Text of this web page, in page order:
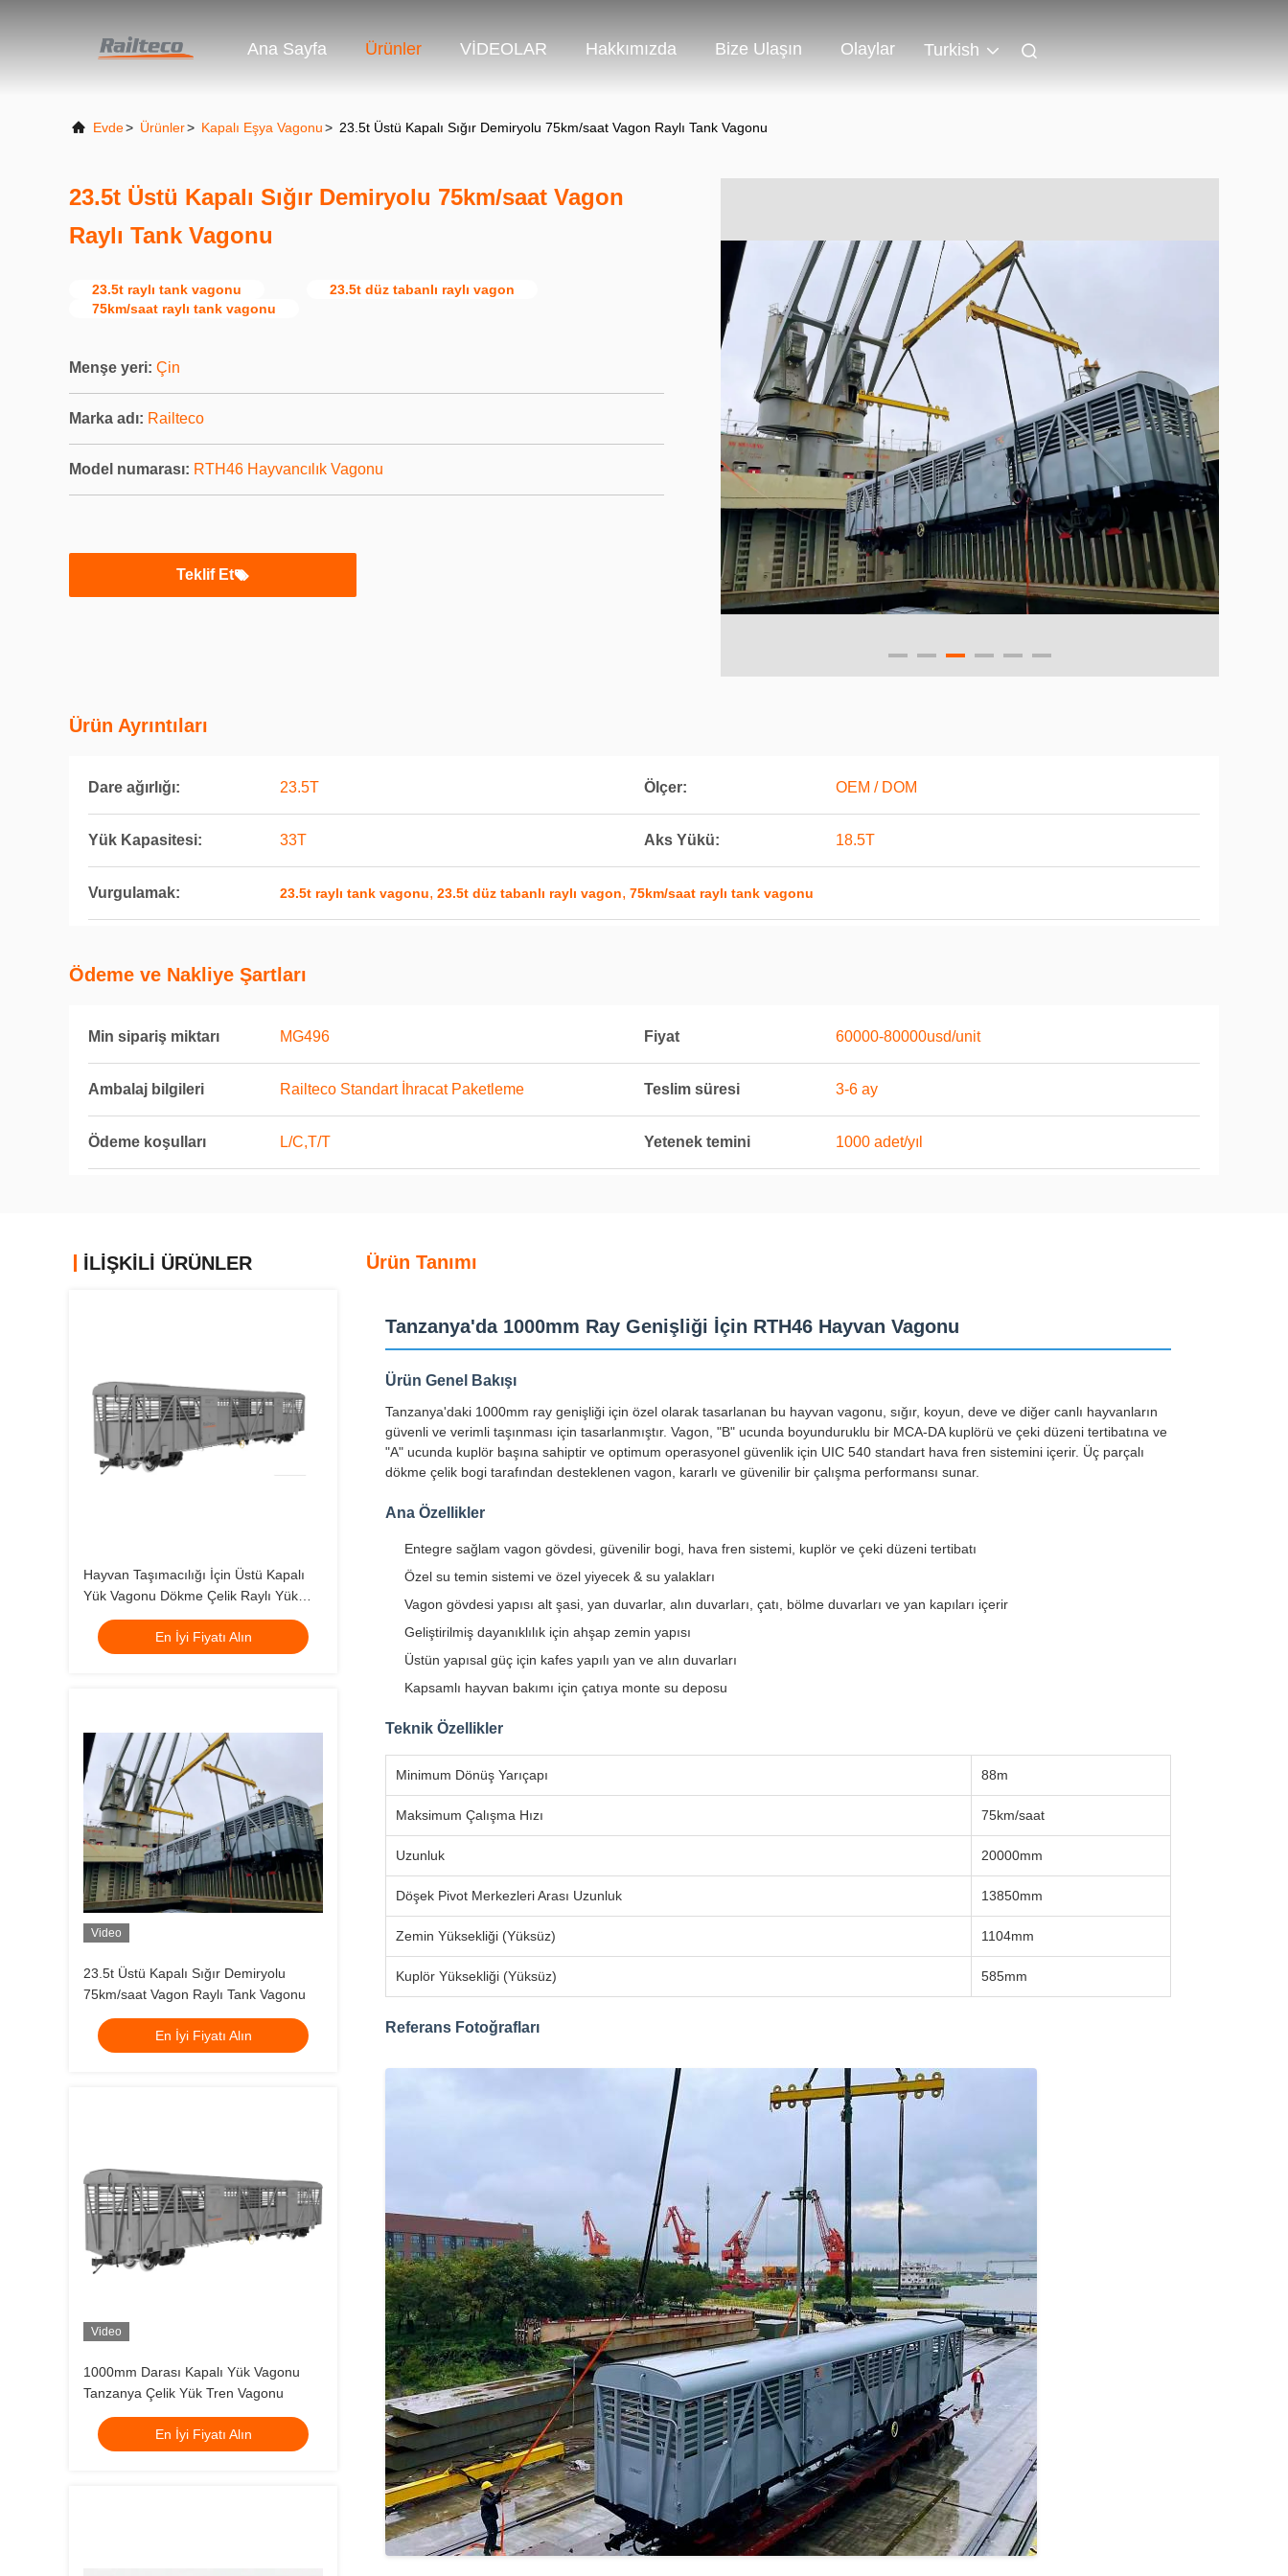
Ana Sayfa Ürünler VİDEOLAR Hakkımızda Bize Ulaşın Olaylar Turkish
Evde> Ürünler> Kapalı Eşya Vagonu> 23.5t Üstü Kapalı Sığır Demiryolu 75km/saat Vagon Raylı Tank Vagonu
23.5t Üstü Kapalı Sığır Demiryolu 75km/saat Vagon
Raylı Tank Vagonu
23.5t raylı tank vagonu
23.5t düz tabanlı raylı vagon
75km/saat raylı tank vagonu
Menşe yeri: Çin
Marka adı: Railteco
Model numarası: RTH46 Hayvancılık Vagonu
Teklif Et
Ürün Ayrıntıları
Dare ağırlığı: 23.5T Ölçer: OEM / DOM
Yük Kapasitesi: 33T Aks Yükü: 18.5T
Vurgulamak: 23.5t raylı tank vagonu, 23.5t düz tabanlı raylı vagon, 75km/saat raylı tank vagonu
Ödeme ve Nakliye Şartları
Min sipariş miktarı MG496 Fiyat 60000-80000usd/unit
Ambalaj bilgileri Railteco Standart İhracat Paketleme Teslim süresi 3-6 ay
Ödeme koşulları L/C,T/T Yetenek temini 1000 adet/yıl
İLIŞKILI ÜRÜNLER
Hayvan Taşımacılığı İçin Üstü Kapalı
Yük Vagonu Dökme Çelik Raylı Yük
Vagonu
En İyi Fiyatı Alın
Video
23.5t Üstü Kapalı Sığır Demiryolu
75km/saat Vagon Raylı Tank Vagonu
En İyi Fiyatı Alın
Video
1000mm Darası Kapalı Yük Vagonu
Tanzanya Çelik Yük Tren Vagonu
En İyi Fiyatı Alın
Ürün Tanımı
Tanzanya'da 1000mm Ray Genişliği İçin RTH46 Hayvan Vagonu
Ürün Genel Bakışı
Tanzanya'daki 1000mm ray genişliği için özel olarak tasarlanan bu hayvan vagonu, sığır, koyun, deve ve diğer canlı hayvanların
güvenli ve verimli taşınması için tasarlanmıştır. Vagon, "B" ucunda boyunduruklu bir MCA-DA kuplörü ve çeki düzeni tertibatına ve
"A" ucunda kuplör başına sahiptir ve optimum operasyonel güvenlik için UIC 540 standart hava fren sistemini içerir. Üç parçalı
dökme çelik bogi tarafından desteklenen vagon, kararlı ve güvenilir bir çalışma performansı sunar.
Ana Özellikler
Entegre sağlam vagon gövdesi, güvenilir bogi, hava fren sistemi, kuplör ve çeki düzeni tertibatı
Özel su temin sistemi ve özel yiyecek & su yalakları
Vagon gövdesi yapısı alt şasi, yan duvarlar, alın duvarları, çatı, bölme duvarları ve yan kapıları içerir
Geliştirilmiş dayanıklılık için ahşap zemin yapısı
Üstün yapısal güç için kafes yapılı yan ve alın duvarları
Kapsamlı hayvan bakımı için çatıya monte su deposu
Teknik Özellikler
Minimum Dönüş Yarıçapı 88m
Maksimum Çalışma Hızı 75km/saat
Uzunluk 20000mm
Döşek Pivot Merkezleri Arası Uzunluk 13850mm
Zemin Yüksekliği (Yüksüz) 1104mm
Kuplör Yüksekliği (Yüksüz) 585mm
Referans Fotoğrafları